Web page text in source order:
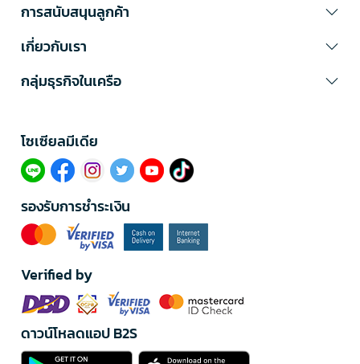
การสนับสนุนลูกค้า
เกี่ยวกับเรา
กลุ่มธุรกิจในเครือ
โซเซียลมีเดีย​
รองรับการชำระเงิน
Verified by
ดาวน์โหลดแอป B2S